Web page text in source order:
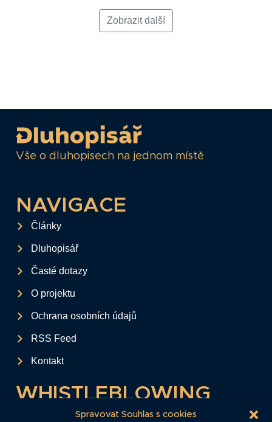
Spravovat Souhlas s cookies
Zobrazit další
Vše o dluhopisech na jednom místě
NAVIGACE
Články
Dluhopisář
Časté dotazy
O projektu
Ochrana osobních údajů
RSS Feed
Kontakt
WHISTLEBLOWING
Tento formulář slouží k anonymnímu zaslání